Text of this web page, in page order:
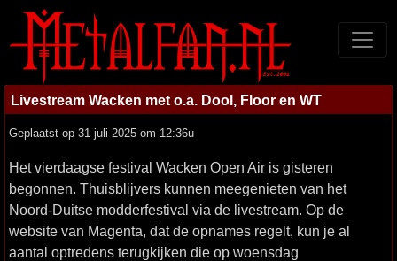
Livestream Wacken met o.a. Dool, Floor en WT
Geplaatst op 31 juli 2025 om 12:36u
Het vierdaagse festival Wacken Open Air is gisteren
begonnen. Thuisblijvers kunnen meegenieten van het
Noord-Duitse modderfestival via de livestream. Op de
website van Magenta, dat de opnames regelt, kun je al
aantal optredens terugkijken die op woensdag